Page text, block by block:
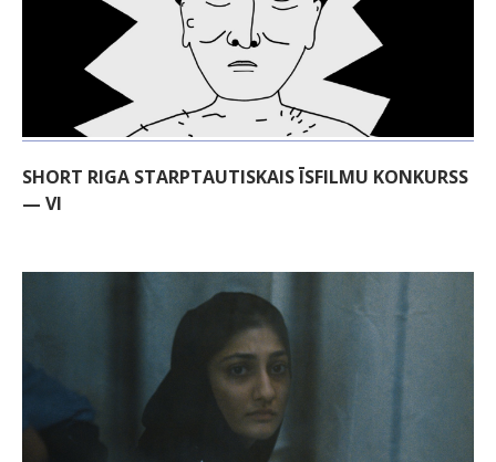
SHORT RIGA STARPTAUTISKAIS ĪSFILMU KONKURSS
— VI